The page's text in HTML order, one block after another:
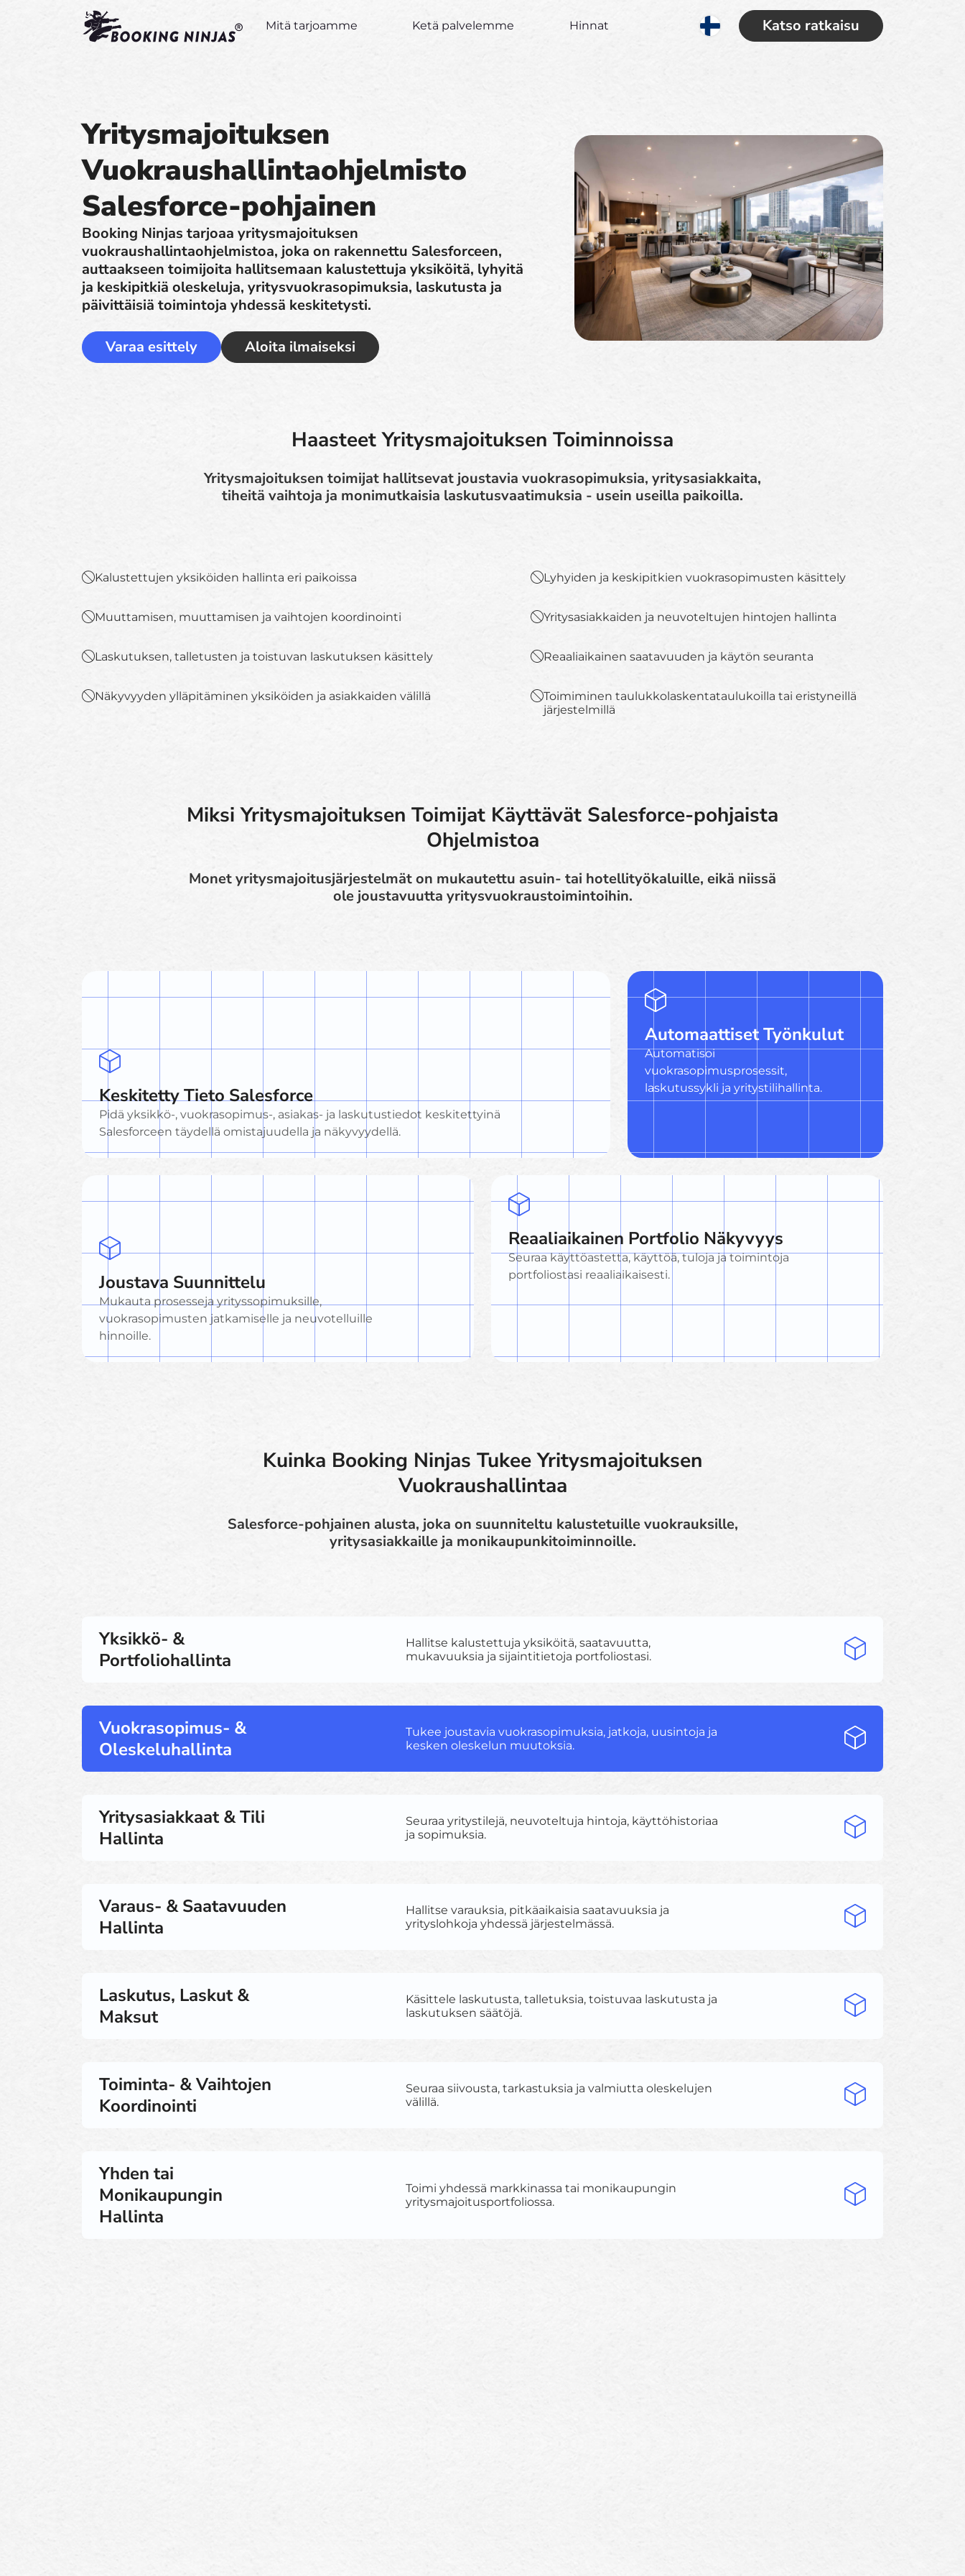
Katso ratkaisu
Mitä tarjoamme Ketä palvelemme Hinnat
Yritysmajoituksen
Vuokraushallintaohjelmisto
Salesforce-pohjainen
Booking Ninjas tarjoaa yritysmajoituksen
vuokraushallintaohjelmistoa, joka on rakennettu Salesforceen,
auttaakseen toimijoita hallitsemaan kalustettuja yksiköitä, lyhyitä
ja keskipitkiä oleskeluja, yritysvuokrasopimuksia, laskutusta ja
päivittäisiä toimintoja yhdessä keskitetysti.
Varaa esittely Aloita ilmaiseksi
Haasteet Yritysmajoituksen Toiminnoissa
Yritysmajoituksen toimijat hallitsevat joustavia vuokrasopimuksia, yritysasiakkaita,
tiheitä vaihtoja ja monimutkaisia laskutusvaatimuksia - usein useilla paikoilla.
Kalustettujen yksiköiden hallinta eri paikoissa Lyhyiden ja keskipitkien vuokrasopimusten käsittely
Muuttamisen, muuttamisen ja vaihtojen koordinointi Yritysasiakkaiden ja neuvoteltujen hintojen hallinta
Laskutuksen, talletusten ja toistuvan laskutuksen käsittely Reaaliaikainen saatavuuden ja käytön seuranta
Näkyvyyden ylläpitäminen yksiköiden ja asiakkaiden välillä
Toimiminen taulukkolaskentataulukoilla tai eristyneillä
järjestelmillä
Miksi Yritysmajoituksen Toimijat Käyttävät Salesforce-pohjaista
Ohjelmistoa
Monet yritysmajoitusjärjestelmät on mukautettu asuin- tai hotellityökaluille, eikä niissä
ole joustavuutta yritysvuokraustoimintoihin.
Keskitetty Tieto Salesforce
Pidä yksikkö-, vuokrasopimus-, asiakas- ja laskutustiedot keskitettyinä
Salesforceen täydellä omistajuudella ja näkyvyydellä.
Automaattiset Työnkulut
Automatisoi
vuokrasopimusprosessit,
laskutussykli ja yritystilihallinta.
Joustava Suunnittelu
Mukauta prosesseja yrityssopimuksille,
vuokrasopimusten jatkamiselle ja neuvotelluille
hinnoille.
Reaaliaikainen Portfolio Näkyvyys
Seuraa käyttöastetta, käyttöä, tuloja ja toimintoja
portfoliostasi reaaliaikaisesti.
Kuinka Booking Ninjas Tukee Yritysmajoituksen
Vuokraushallintaa
Salesforce-pohjainen alusta, joka on suunniteltu kalustetuille vuokrauksille,
yritysasiakkaille ja monikaupunkitoiminnoille.
Yksikkö- &
Portfoliohallinta
Hallitse kalustettuja yksiköitä, saatavuutta,
mukavuuksia ja sijaintitietoja portfoliostasi.
Vuokrasopimus- &
Oleskeluhallinta
Tukee joustavia vuokrasopimuksia, jatkoja, uusintoja ja
kesken oleskelun muutoksia.
Yritysasiakkaat & Tili
Hallinta
Seuraa yritystilejä, neuvoteltuja hintoja, käyttöhistoriaa
ja sopimuksia.
Varaus- & Saatavuuden
Hallinta
Hallitse varauksia, pitkäaikaisia saatavuuksia ja
yrityslohkoja yhdessä järjestelmässä.
Laskutus, Laskut &
Maksut
Käsittele laskutusta, talletuksia, toistuvaa laskutusta ja
laskutuksen säätöjä.
Toiminta- & Vaihtojen
Koordinointi
Seuraa siivousta, tarkastuksia ja valmiutta oleskelujen
välillä.
Yhden tai
Monikaupungin
Hallinta
Toimi yhdessä markkinassa tai monikaupungin
yritysmajoitusportfoliossa.